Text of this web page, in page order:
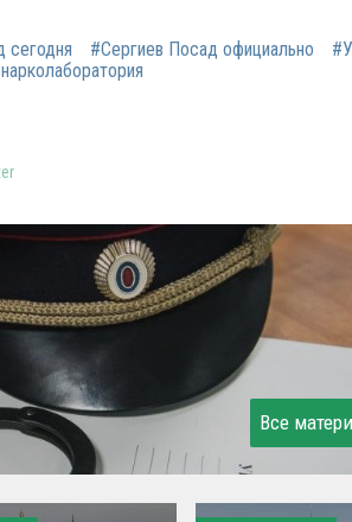
сегодня #Сергиев Посад официально
Все